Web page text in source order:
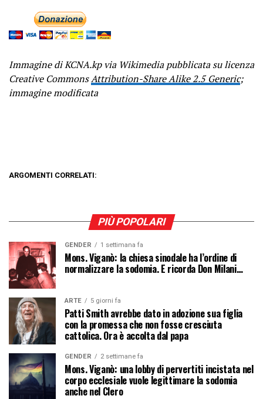
Immagine di KCNA.kp via Wikimedia pubblicata su licenza
Creative CommonsAttribution-Share Alike 2.5 Generic;
immagine modificata
ARGOMENTI CORRELATI:
PIÙ POPOLARI
GENDER 1 settimana fa
Mons. Viganò: la chiesa sinodale ha l’ordine di
normalizzare la sodomia. E ricorda Don Milani…
ARTE 5 giorni fa
Patti Smith avrebbe dato in adozione sua figlia
con la promessa che non fosse cresciuta
cattolica. Ora è accolta dal papa
GENDER 2 settimane fa
Mons. Viganò: una lobby di pervertiti incistata nel
corpo ecclesiale vuole legittimare la sodomia
anche nel Clero